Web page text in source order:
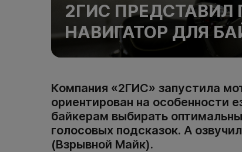
2ГИС
НАВИГАТОР ДЛЯ
Компания «2ГИС» запустила
ориентирован на особенности
байкерам выбирать
голосовых подсказок. А
(Взрывной Майк).